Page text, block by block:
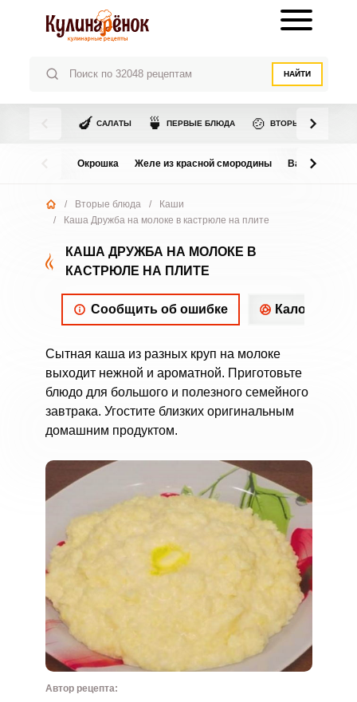
НАЙТИ
🍆 САЛАТЫ 🍵 ПЕРВЫЕ БЛЮДА 🍲 ВТОРЫЕ БЛЮДА
Окрошка Желе из красной смородины Варенье из
/ Вторые блюда /
Каши
/
Каша Дружба на молоке в кастрюле на плите
КАША ДРУЖБА НА МОЛОКЕ В
КАСТРЮЛЕ НА ПЛИТЕ
Сообщить об ошибке
Сытная каша из разных круп на молоке
выходит нежной и ароматной. Приготовьте
блюдо для большого и полезного семейного
завтрака. Угостите близких оригинальным
домашним продуктом.
Автор рецепта: